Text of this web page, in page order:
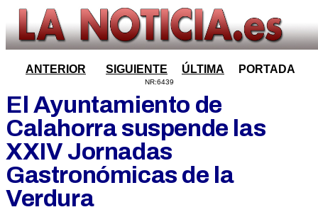
ANTERIOR SIGUIENTE ÚLTIMA PORTADA
NR:6439
El Ayuntamiento de
Calahorra suspende las
XXIV Jornadas
Gastronómicas de la
Verdura